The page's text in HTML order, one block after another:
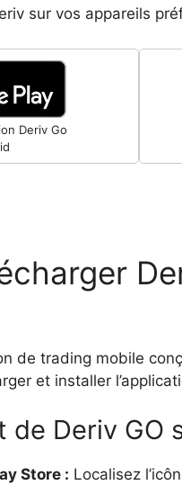
sur vos appareils
Deriv Go
de trading mobile
et installer
de Deriv GO
Store : Localisez